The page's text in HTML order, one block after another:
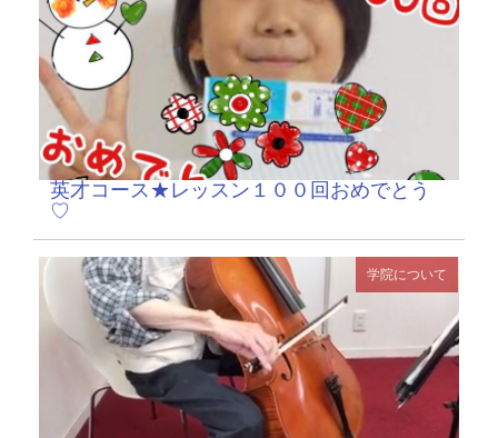
英才コース★レッスン１００回おめでとう
♡
学院について